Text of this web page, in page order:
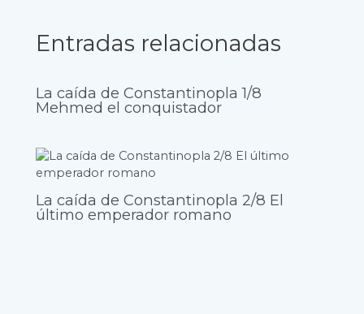
Entradas relacionadas
La caída de Constantinopla 1/8
Mehmed el conquistador
La caída de Constantinopla 2/8 El
último emperador romano